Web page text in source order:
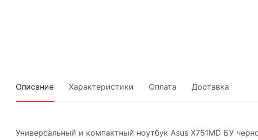
Описание Характеристики Оплата Доставка
Универсальный и компактный ноутбук Asus X751MD БУ